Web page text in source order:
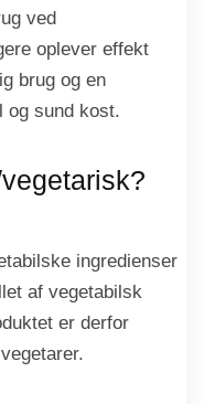
ved
oplever effekt
brug og en
og sund kost.
ingredienser
af vegetabilsk
er derfor